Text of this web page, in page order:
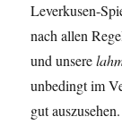
Leverkusen-
nach allen
und unsere
unbedingt im
gut